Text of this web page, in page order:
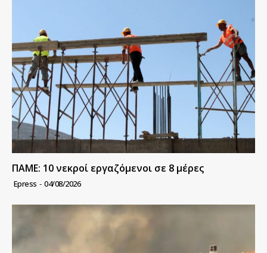
ΠΑΜΕ: 10 νεκροί εργαζόμενοι σε 8 μέρες
Epress - 04/08/2026